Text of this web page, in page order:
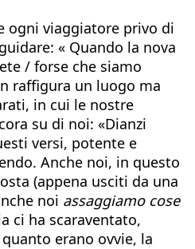
ogni viaggiatore privo di
« Quando la nova
/ forse che siamo
raffigura un luogo ma
in cui le nostre
su di noi: «Dianzi
versi, potente e
Anche noi, in questo
(appena usciti da una
noi assaggiamo cose
ci ha scaraventato,
erano ovvie, la